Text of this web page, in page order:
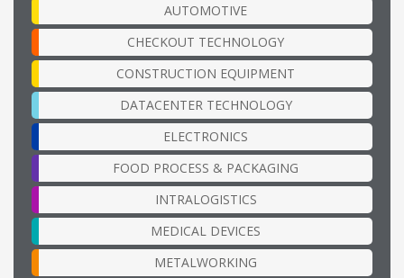
AUTOMOTIVE
CHECKOUT TECHNOLOGY
CONSTRUCTION EQUIPMENT
DATACENTER TECHNOLOGY
ELECTRONICS
FOOD PROCESS & PACKAGING
INTRALOGISTICS
MEDICAL DEVICES
METALWORKING